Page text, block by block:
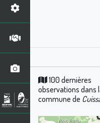
100 dernières
observations dans
commune de